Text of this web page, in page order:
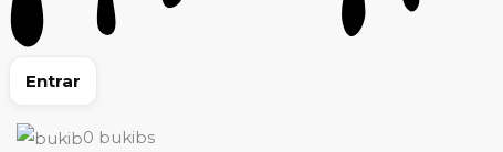
Entrar
0 bukibs